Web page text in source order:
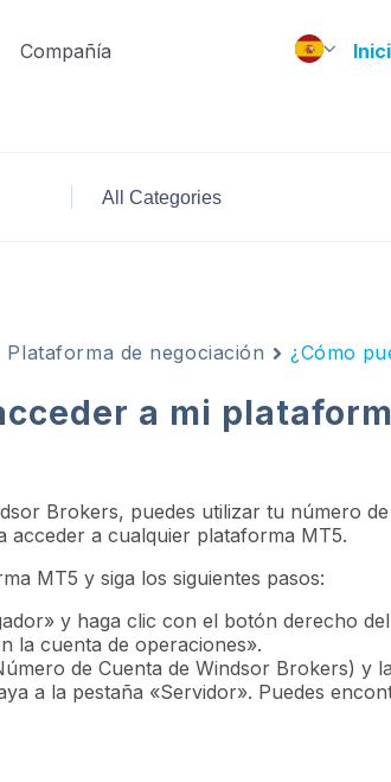
Compañía
Plataforma de negociación ¿Cómo
a mi
Brokers, puedes utilizar tu número
acceder a cualquier plataforma MT5.
MT5 y siga los siguientes pasos:
y haga clic con el botón derecho
la cuenta de operaciones».
de Cuenta de Windsor Brokers) y
a la pestaña «Servidor». Puedes